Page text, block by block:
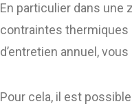
En particulier dans une
contraintes thermiques
d’entretien annuel,
Pour cela, il est